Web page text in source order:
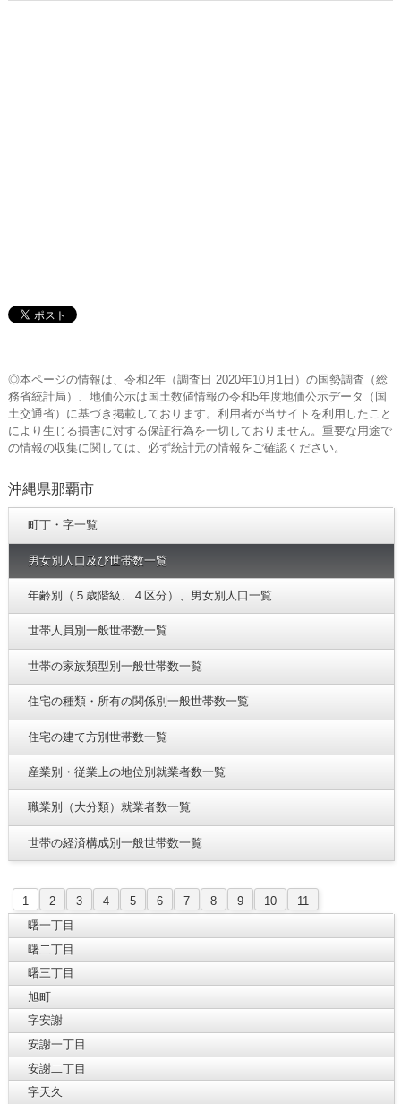
◎本ページの情報は、令和2年（調査日 2020年10月1日）の国勢調査（総
務省統計局）、地価公示は国土数値情報の令和5年度地価公示データ（国
土交通省）に基づき掲載しております。利用者が当サイトを利用したこと
により生じる損害に対する保証行為を一切しておりません。重要な用途で
の情報の収集に関しては、必ず統計元の情報をご確認ください。
沖縄県那覇市
町丁・字一覧
男女別人口及び世帯数一覧
年齢別（５歳階級、４区分）、男女別人口一覧
世帯人員別一般世帯数一覧
世帯の家族類型別一般世帯数一覧
住宅の種類・所有の関係別一般世帯数一覧
住宅の建て方別世帯数一覧
産業別・従業上の地位別就業者数一覧
職業別（大分類）就業者数一覧
世帯の経済構成別一般世帯数一覧
1 2 3 4 5 6 7 8 9 10
11
曙一丁目
曙二丁目
曙三丁目
旭町
字安謝
安謝一丁目
安謝二丁目
字天久